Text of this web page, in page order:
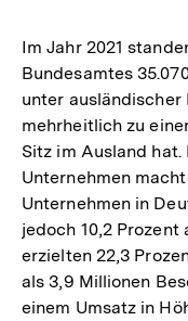
Im Jahr 2021
Bundesamtes
unter
mehrheitlich zu
Sitz im Ausland
Unternehmen
Unternehmen in
jedoch 10,2
erzielten 22,3
als 3,9 Millionen
einem Umsatz in